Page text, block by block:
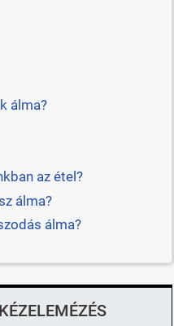
álma?
az étel?
álma?
álma?
KÉZELEMÉZÉS